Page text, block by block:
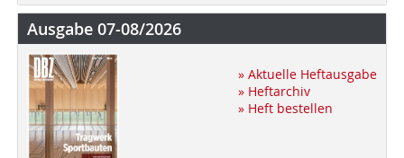
Ausgabe 07-08/2026
» Aktuelle Heftausgabe
» Heftarchiv
» Heft bestellen